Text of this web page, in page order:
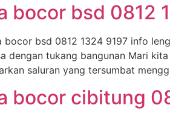
bocor bsd 0812
bocor bsd 0812 1324 9197 info
dengan tukang bangunan Mari
saluran yang tersumbat
bocor cibitung